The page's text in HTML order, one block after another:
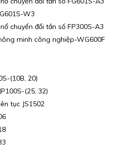
W3
chuyển đổi tần số FP300S-A3
minh công nghiệp-WG600F
(10B, 20)
(25, 32)
tục JS1502